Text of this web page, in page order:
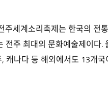
주세계소리축제는 한국의 전
전주 최대의 문화예술제이다.
, 캐나다 등 해외에서도 13개